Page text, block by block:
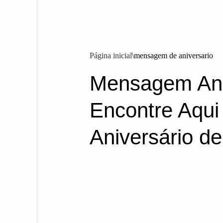
Página inicial mensagem de aniversario
Mensagem
Encontre
Aniversário